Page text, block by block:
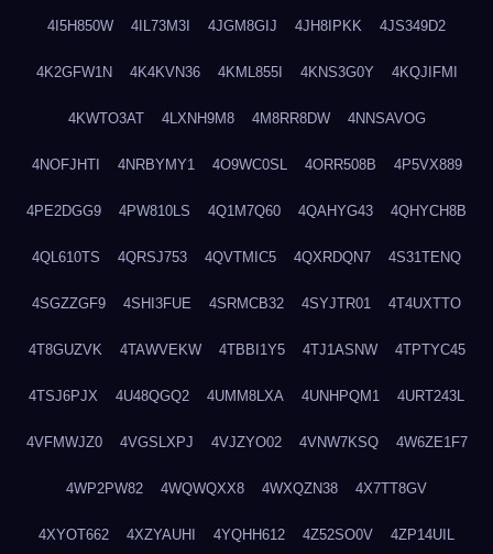
4I5H850W 4IL73M3I 4JGM8GIJ 4JH8IPKK 4JS349D2
4K2GFW1N 4K4KVN36 4KML855I 4KNS3G0Y 4KQJIFMI
4KWTO3AT 4LXNH9M8 4M8RR8DW 4NNSAVOG
4NOFJHTI 4NRBYMY1 4O9WC0SL 4ORR508B 4P5VX889
4PE2DGG9 4PW810LS 4Q1M7Q60 4QAHYG43 4QHYCH8B
4QL610TS 4QRSJ753 4QVTMIC5 4QXRDQN7 4S31TENQ
4SGZZGF9 4SHI3FUE 4SRMCB32 4SYJTR01 4T4UXTTO
4T8GUZVK 4TAWVEKW 4TBBI1Y5 4TJ1ASNW 4TPTYC45
4TSJ6PJX 4U48QGQ2 4UMM8LXA 4UNHPQM1 4URT243L
4VFMWJZ0 4VGSLXPJ 4VJZYO02 4VNW7KSQ 4W6ZE1F7
4WP2PW82 4WQWQXX8 4WXQZN38 4X7TT8GV
4XYOT662 4XZYAUHI 4YQHH612 4Z52SO0V 4ZP14UIL